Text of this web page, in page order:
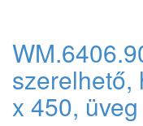
szerelhető,
x 450, üveg